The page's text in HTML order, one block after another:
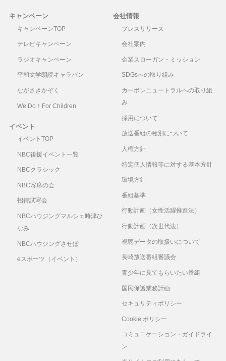
キャンペーン
キャンペーンTOP
テレビキャンペーン
ラジオキャンペーン
平和文学朗読キャラバン
ながさきかぞく
We Do！For Children
イベント
イベントTOP
NBC後援イベント一覧
NBCクラシック
NBC寄席の会
招待試写会
NBCハウジングマルシェ時津ひ
なみ
NBCハウジングさせぼ
eスポーツ（イベント）
会社情報
プレスリリース
会社案内
企業スローガン・ミッション
SDGsへの取り組み
カーボンニュートラルへの取り組
み
採用について
放送番組の種別について
人権方針
特定個人情報等に対する基本方針
環境方針
番組基準
行動計画（女性活躍推進法）
行動計画（次世代法）
視聴データの取扱いについて
長崎放送番組審議会
青少年に見てもらいたい番組
国民保護業務計画
セキュリティポリシー
Cookie ポリシー
コミュニケーション・ガイドライ
ン